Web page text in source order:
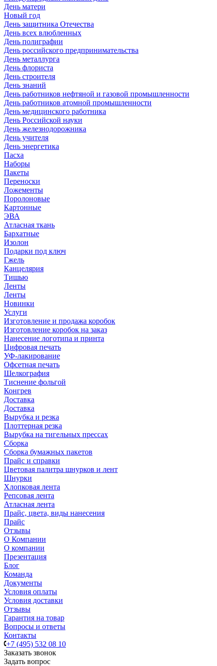
День матери
Новый год
День защитника Отечества
День всех влюбленных
День полиграфии
День российского предпринимательства
День металлурга
День флориста
День строителя
День знаний
День работников нефтяной и газовой промышленности
День работников атомной промышленности
День медицинского работника
День Российской науки
День железнодорожника
День учителя
День энергетика
Пасха
Наборы
Пакеты
Переноски
Ложементы
Поролоновые
Картонные
ЭВА
Атласная ткань
Бархатные
Изолон
Подарки под ключ
Гжель
Канцелярия
Тишью
Ленты
Ленты
Новинки
Услуги
Изготовление и продажа коробок
Изготовление коробок на заказ
Нанесение логотипа и принта
Цифровая печать
УФ-лакирование
Офсетная печать
Шелкография
Тиснение фольгой
Конгрев
Доставка
Доставка
Вырубка и резка
Плоттерная резка
Вырубка на тигельных прессах
Сборка
Сборка бумажных пакетов
Прайс и справки
Цветовая палитра шнурков и лент
Шнурки
Хлопковая лента
Репсовая лента
Атласная лента
Прайс, цвета, виды нанесения
Прайс
Отзывы
О Компании
О компании
Презентация
Блог
Команда
Документы
Условия оплаты
Условия доставки
Отзывы
Гарантия на товар
Вопросы и ответы
Контакты
+7 (495) 532 08 10
Заказать звонок
Задать вопрос